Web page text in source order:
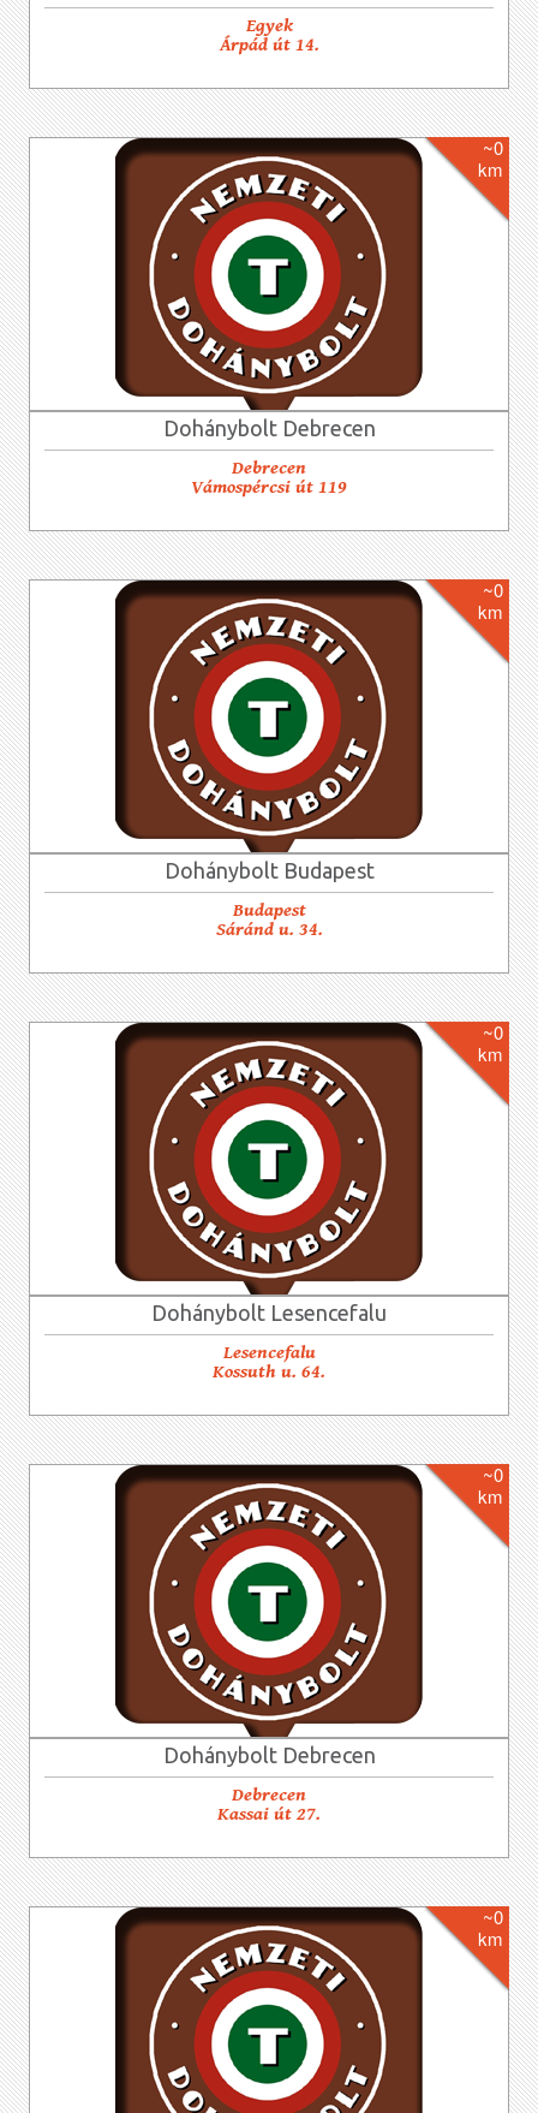
Egyek
Árpád út 14.
~0
km
Dohánybolt Debrecen
Debrecen
Vámospércsi út 119
~0
km
Dohánybolt Budapest
Budapest
Sáránd u. 34.
~0
km
Dohánybolt Lesencefalu
Lesencefalu
Kossuth u. 64.
~0
km
Dohánybolt Debrecen
Debrecen
Kassai út 27.
~0
km